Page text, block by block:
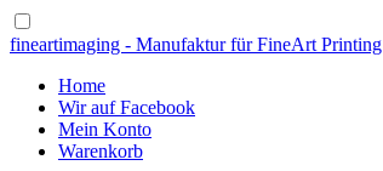
fineartimaging - Manufaktur für FineArt Printing
Home
Wir auf Facebook
Mein Konto
Warenkorb